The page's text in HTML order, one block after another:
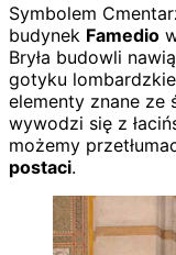
Symbolem
budynek Famedio
Bryła budowli
gotyku
elementy znane ze
wywodzi się z
możemy
postaci.